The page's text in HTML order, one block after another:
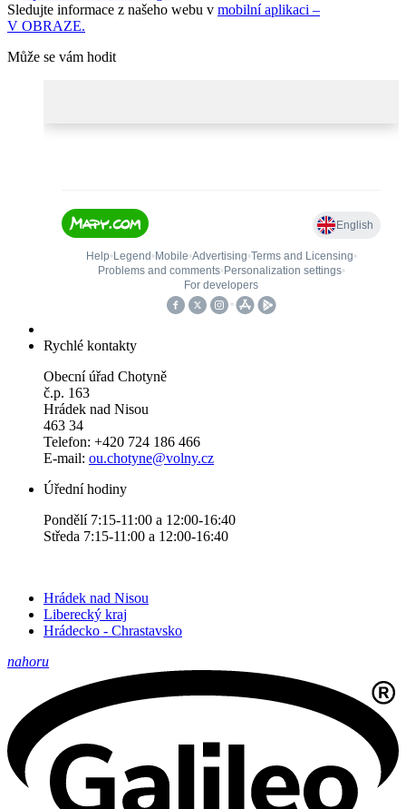
Sledujte informace z našeho webu v mobilní aplikaci –
V OBRAZE.
Může se vám hodit
Rychlé kontakty
Obecní úřad Chotyně
č.p. 163
Hrádek nad Nisou
463 34
Telefon: +420 724 186 466
E-mail: ou.chotyne@volny.cz
Úřední hodiny
Pondělí 7:15-11:00 a 12:00-16:40
Středa 7:15-11:00 a 12:00-16:40
Hrádek nad Nisou
Liberecký kraj
Hrádecko - Chrastavsko
nahoru